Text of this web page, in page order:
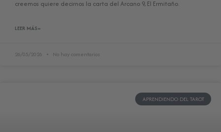
creemos quiere decirnos la carta del Arcano 9, El Ermitaño.
LEER MÁS»
26/05/2026 No hay comentarios
APRENDIENDO DEL TAROT